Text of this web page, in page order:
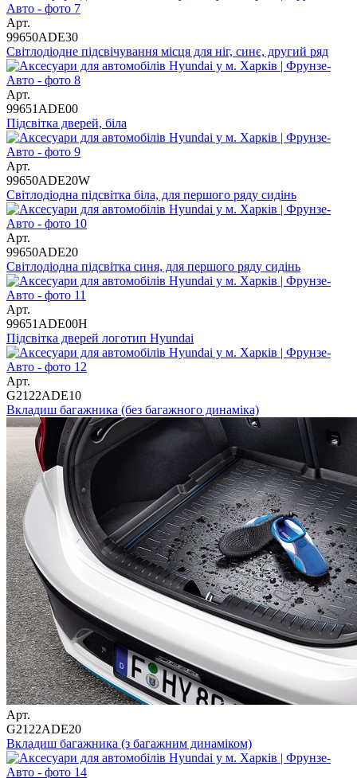
Арт.
99650ADE30
Світлодіодне підсвічування місця для ніг, синє, другий ряд
Арт.
99651ADE00
Підсвітка дверей, біла
Арт.
99650ADE20W
Світлодіодна підсвітка біла, для першого ряду сидінь
Арт.
99650ADE20
Світлодіодна підсвітка синя, для першого ряду сидінь
Арт.
99651ADE00H
Підсвітка дверей логотип Hyundai
Арт.
G2122ADE10
Вкладиш багажника (без багажного динаміка)
Арт.
G2122ADE20
Вкладиш багажника (з багажним динаміком)